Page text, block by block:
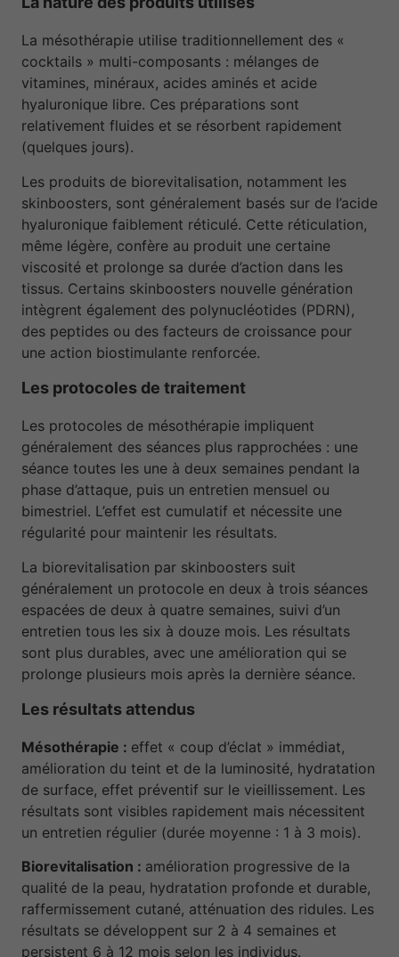
La mésothérapie utilise traditionnellement des «
cocktails » multi-composants : mélanges de
vitamines, minéraux, acides aminés et acide
hyaluronique libre. Ces préparations sont
relativement fluides et se résorbent rapidement
(quelques jours).
Les produits de biorevitalisation, notamment les
skinboosters, sont généralement basés sur de l’acide
hyaluronique faiblement réticulé. Cette réticulation,
même légère, confère au produit une certaine
viscosité et prolonge sa durée d’action dans les
tissus. Certains skinboosters nouvelle génération
intègrent également des polynucléotides (PDRN),
des peptides ou des facteurs de croissance pour
une action biostimulante renforcée.
Les protocoles de traitement
Les protocoles de mésothérapie impliquent
généralement des séances plus rapprochées : une
séance toutes les une à deux semaines pendant la
phase d’attaque, puis un entretien mensuel ou
bimestriel. L’effet est cumulatif et nécessite une
régularité pour maintenir les résultats.
La biorevitalisation par skinboosters suit
généralement un protocole en deux à trois séances
espacées de deux à quatre semaines, suivi d’un
entretien tous les six à douze mois. Les résultats
sont plus durables, avec une amélioration qui se
prolonge plusieurs mois après la dernière séance.
Les résultats attendus
Mésothérapie : effet « coup d’éclat » immédiat,
amélioration du teint et de la luminosité, hydratation
de surface, effet préventif sur le vieillissement. Les
résultats sont visibles rapidement mais nécessitent
un entretien régulier (durée moyenne : 1 à 3 mois).
Biorevitalisation : amélioration progressive de la
qualité de la peau, hydratation profonde et durable,
raffermissement cutané, atténuation des ridules. Les
résultats se développent sur 2 à 4 semaines et
persistent 6 à 12 mois selon les individus.